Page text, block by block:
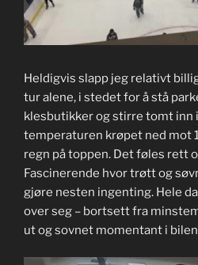
Heldigvis slapp jeg relativt
tur alene, i stedet for å stå
klesbutikker og stirre tomt inn
temperaturen krøpet ned mot
regn på toppen. Det føles rett
Fascinerende hvor trøtt og
gjøre nesten ingenting. Hele
over seg – bortsett fra
ut og sovnet momentant i